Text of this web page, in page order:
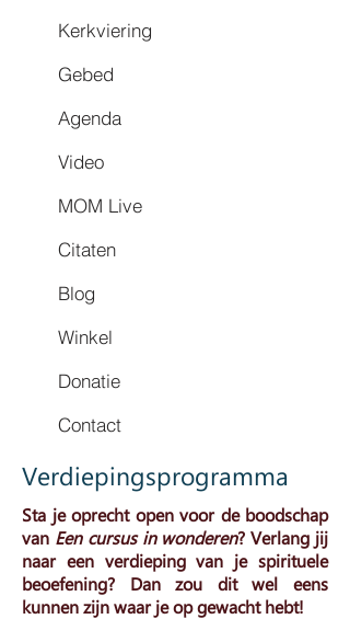
Kerkviering
Gebed
Agenda
Video
MOM Live
Citaten
Blog
Winkel
Donatie
Contact
Verdiepingsprogramma
Sta je oprecht open voor de boodschap
van Een cursus in wonderen? Verlang jij
naar een verdieping van je spirituele
beoefening? Dan zou dit wel eens
kunnen zijn waar je op gewacht hebt!